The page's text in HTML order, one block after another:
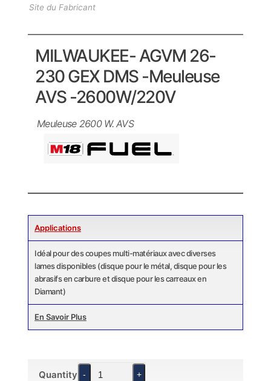
Site du Fabricant
MILWAUKEE- AGVM 26-
230 GEX DMS -Meuleuse
AVS -2600W/220V
Meuleuse 2600 W. AVS
Applications
Idéal pour des coupes multi-matériaux avec diverses
lames disponibles (disque pour le métal, disque pour les
abrasifs en carbure et disque pour les carreaux en
Diamant)
En Savoir Plus
Quantity - +